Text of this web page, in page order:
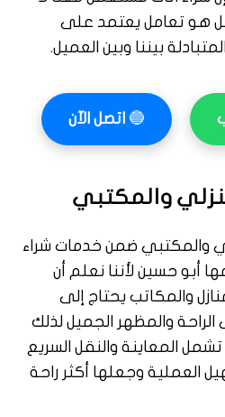
هو تعامل يعتمد على
بيننا وبين العميل.
🔵 اتصل الآن
والمكتبي
والمكتبي ضمن خدمات شراء
أبو حسين لأننا نعلم أن
والمكاتب يحتاج إلى
والمظهر الجميل لذلك
المعاينة والنقل السريع
العملية وجعلها أكثر راحة